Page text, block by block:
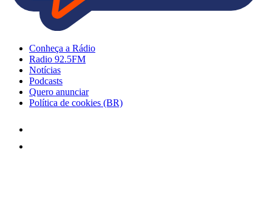
Conheça a Rádio
Radio 92.5FM
Notícias
Podcasts
Quero anunciar
Política de cookies (BR)